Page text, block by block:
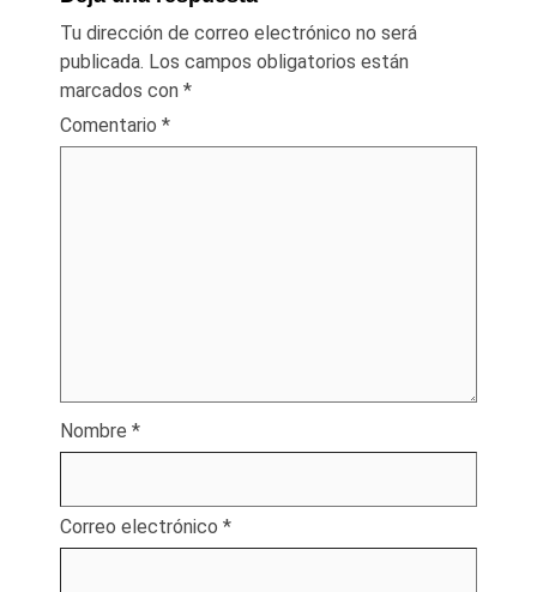
Tu dirección de correo electrónico no será
publicada. Los campos obligatorios están
marcados con *
Comentario *
Nombre *
Correo electrónico *